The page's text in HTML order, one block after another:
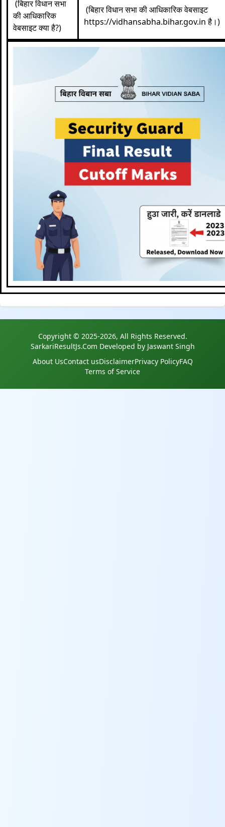
(बिहार विधान सभा
की आधिकारिक
वेबसाइट क्या है?)
(बिहार विधान सभा की आधिकारिक वेबसाइट
https://vidhansabha.bihar.gov.inहै।)
Copyright © 2025-2026, All Rights Reserved.
SarkariResultJs.Com Developed by Jaswant Singh
About UsContact usDisclaimerPrivacy PolicyFAQ
Terms of Service